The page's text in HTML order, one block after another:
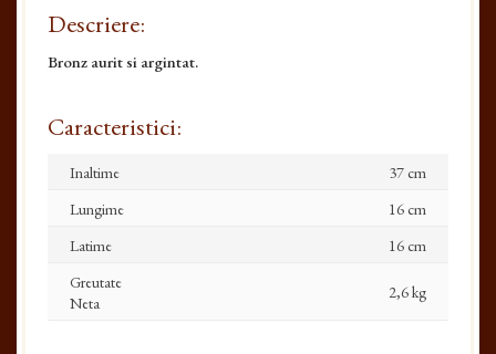
Descriere:
Bronz aurit si argintat.
Caracteristici:
Inaltime
37 cm
Lungime
16 cm
Latime
16 cm
Greutate
Neta
2,6 kg